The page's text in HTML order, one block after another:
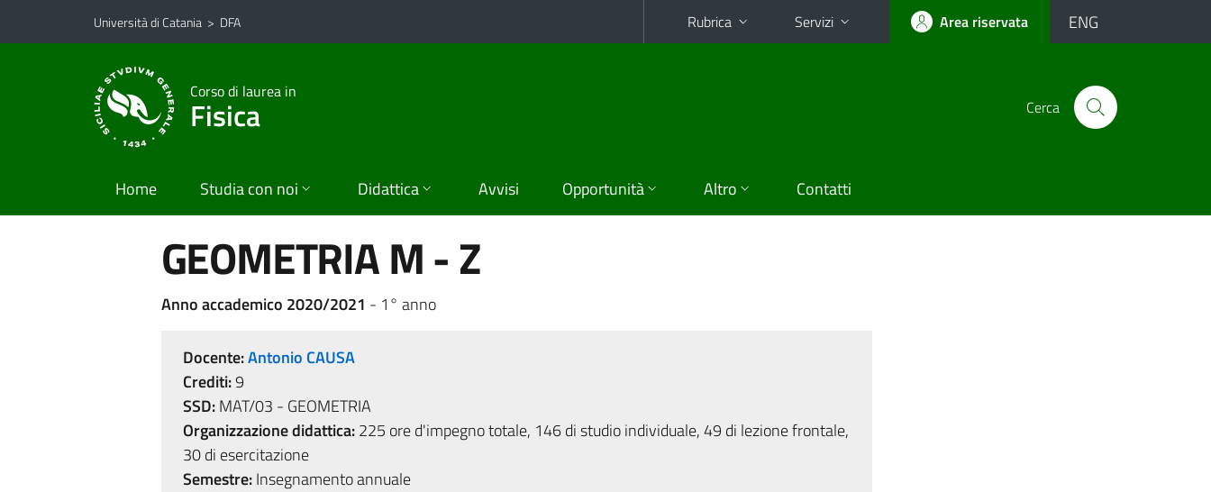
Vai al contenuto principale
Vai al menu di navigazione
Università di Catania > DFA Rubrica Servizi Area riservata ENG
Corso di laurea in
Fisica Cerca
Home Studia con noi Didattica Avvisi Opportunità Altro Contatti
GEOMETRIA M - Z
Anno accademico 2020/2021 - 1° anno
Docente:Antonio CAUSA
Crediti:9
SSD:MAT/03 - GEOMETRIA
Organizzazione didattica:225 ore d'impegno totale, 146 di studio individuale, 49 di lezione frontale,
30 di esercitazione
Semestre:Insegnamento annuale